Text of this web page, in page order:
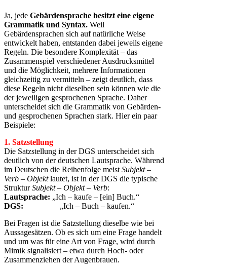
Ja, jede Gebärdensprache besitzt eine eigene
Grammatik und Syntax. Weil
Gebärdensprachen sich auf natürliche Weise
entwickelt haben, entstanden dabei jeweils eigene
Regeln. Die besondere Komplexität – das
Zusammenspiel verschiedener Ausdrucksmittel
und die Möglichkeit, mehrere Informationen
gleichzeitig zu vermitteln – zeigt deutlich, dass
diese Regeln nicht dieselben sein können wie die
der jeweiligen gesprochenen Sprache. Daher
unterscheidet sich die Grammatik von Gebärden-
und gesprochenen Sprachen stark. Hier ein paar
Beispiele:
1. Satzstellung
Die Satzstellung in der DGS unterscheidet sich
deutlich von der deutschen Lautsprache. Während
im Deutschen die Reihenfolge meist Subjekt –
Verb – Objektlautet, ist in der DGS die typische
StrukturSubjekt – Objekt – Verb:
Lautsprache: „Ich – kaufe – [ein] Buch.“
DGS: „Ich – Buch – kaufen.“
Bei Fragen ist die Satzstellung dieselbe wie bei
Aussagesätzen. Ob es sich um eine Frage handelt
und um was für eine Art von Frage, wird durch
Mimik signalisiert – etwa durch Hoch- oder
Zusammenziehen der Augenbrauen.